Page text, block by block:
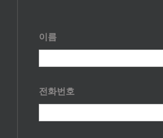
이름
전화번호